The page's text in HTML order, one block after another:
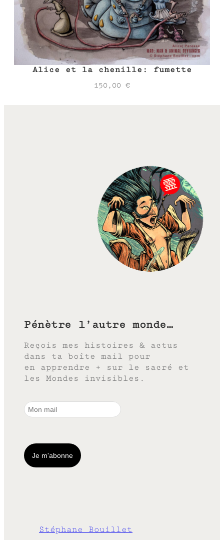
Alice et la chenille: fumette
150,00 €
Pénètre l’autre monde…
Reçois mes histoires & actus
dans ta boîte mail pour
en apprendre + sur le sacré et
les Mondes invisibles.
Stéphane Bouillet